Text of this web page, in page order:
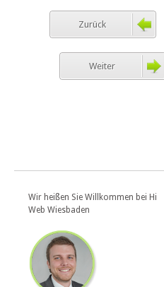
Zurück
Weiter
Wir heißen Sie Willkommen bei Hi
Web Wiesbaden